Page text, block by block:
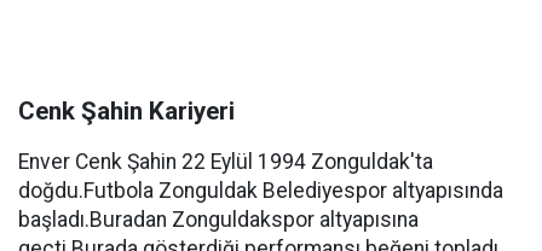
Cenk Şahin Kariyeri
Enver Cenk Şahin 22 Eylül 1994 Zonguldak'ta
doğdu.Futbola Zonguldak Belediyespor altyapısında
başladı.Buradan Zonguldakspor altyapısına